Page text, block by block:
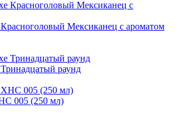
Мексиканец с ароматом
раунд
005 (250 мл)